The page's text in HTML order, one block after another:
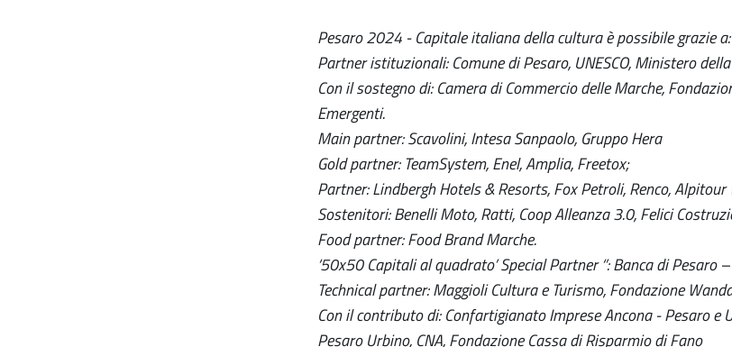
Pesaro 2024 - Capitale italiana della cultura è possibile grazie a:
Partner istituzionali: Comune di Pesaro, UNESCO, Ministero
Con il sostegno di: Camera di Commercio delle Marche,
Emergenti.
Main partner: Scavolini, Intesa Sanpaolo, Gruppo Hera
Gold partner: TeamSystem, Enel, Amplia, Freetox;
Partner: Lindbergh Hotels & Resorts, Fox Petroli, Renco,
Sostenitori: Benelli Moto, Ratti, Coop Alleanza 3.0, Felici
Food partner: Food Brand Marche.
‘50x50 Capitali al quadrato’ Special Partner ‘’: Banca di Pesaro
Technical partner: Maggioli Cultura e Turismo, Fondazione
Con il contributo di: Confartigianato Imprese Ancona - Pesaro
Pesaro Urbino, CNA, Fondazione Cassa di Risparmio di Fano